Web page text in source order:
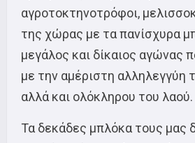
αγροτοκτηνοτρόφοι,
της χώρας με τα πανίσχυρα
μεγάλος και δίκαιος αγώνας
με την αμέριστη αλληλεγγύη
αλλά και ολόκληρου του λαού.
Τα δεκάδες μπλόκα τους μας